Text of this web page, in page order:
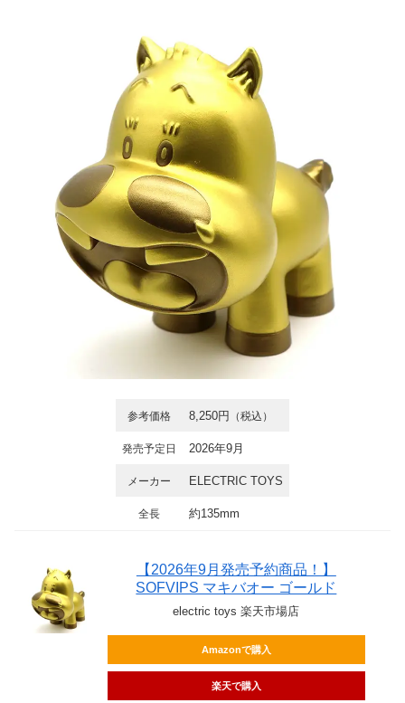
参考価格 8,250円 （税込）
発売予定日 2026年9月
メーカー ELECTRIC TOYS
全長 約135mm
【2026年9月発売予約商品！】
SOFVIPS マキバオー ゴールド
electric toys 楽天市場店
Amazonで購入
楽天で購入